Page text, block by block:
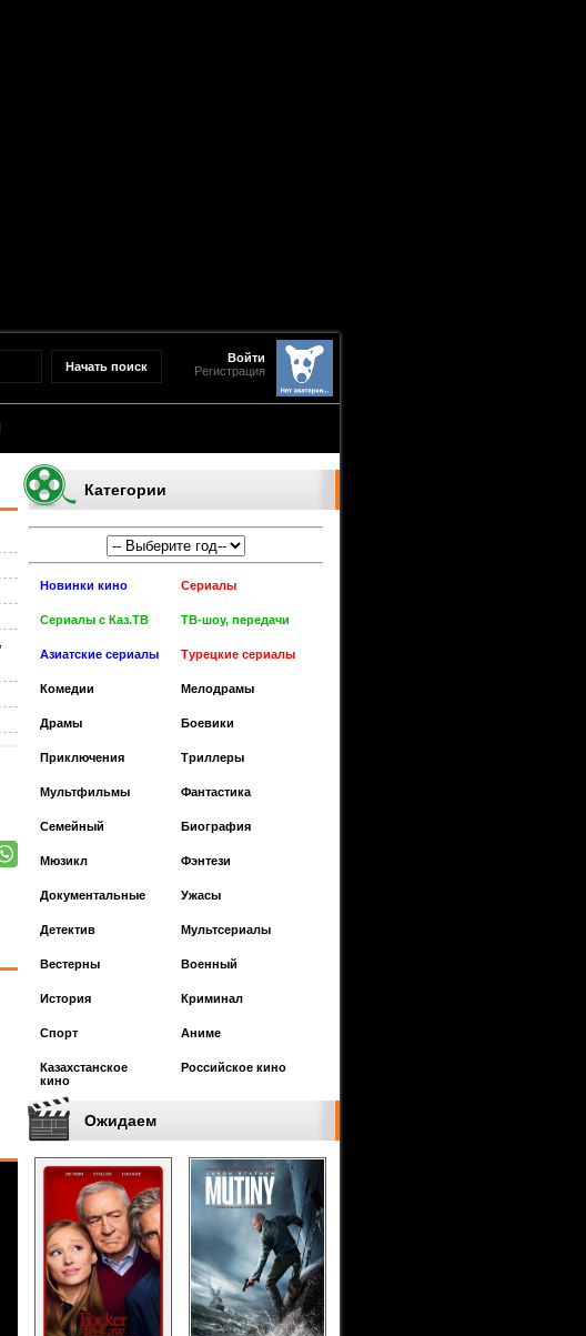
Войти
Регистрация
Категории
Новинки кино Сериалы
Сериалы с Каз.ТВ ТВ-шоу, передачи
Азиатские сериалы Турецкие сериалы
Комедии Мелодрамы
Драмы Боевики
Приключения Триллеры
Мультфильмы Фантастика
Cемейный Биография
Мюзикл Фэнтези
Документальные Ужасы
Детектив Мультсериалы
Вестерны Военный
История Криминал
Спорт Аниме
Казахстанское
кино
Российское кино
Ожидаем